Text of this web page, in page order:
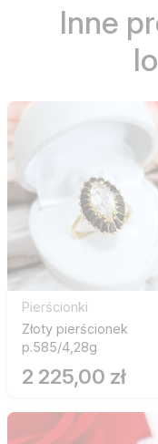
Inne
Pierścionki
Złoty pierścionek
p.585/4,28g
2 225,00 zł